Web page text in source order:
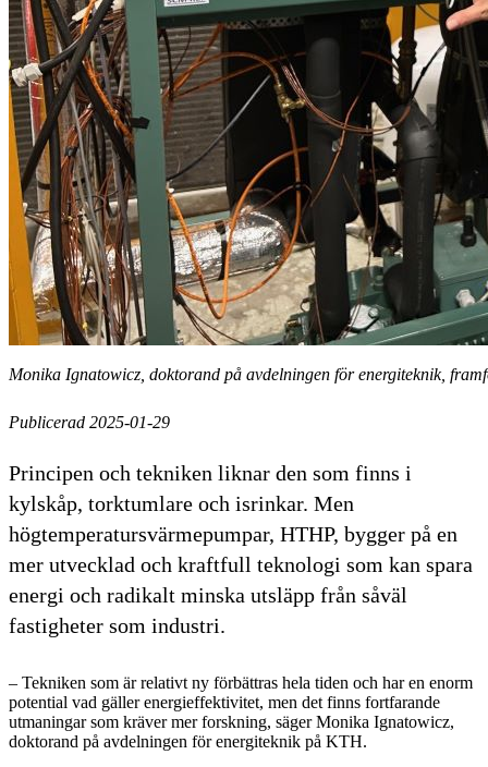
Monika Ignatowicz, doktorand på avdelningen för energiteknik,
Publicerad 2025-01-29
Principen och tekniken liknar den som finns i
kylskåp, torktumlare och isrinkar. Men
högtemperatursvärmepumpar, HTHP, bygger på en
mer utvecklad och kraftfull teknologi som kan spara
energi och radikalt minska utsläpp från såväl
fastigheter som industri.
– Tekniken som är relativt ny förbättras hela tiden och har en enorm
potential vad gäller energieffektivitet, men det finns fortfarande
utmaningar som kräver mer forskning, säger Monika Ignatowicz,
doktorand på avdelningen för energiteknik på KTH.